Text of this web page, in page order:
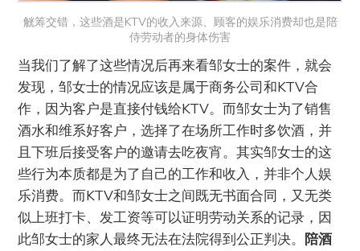
觥筹交错，这些酒是KTV的收入来源、顾客的娱乐消费却也是陪
侍劳动者的身体伤害
当我们了解了这些情况后再来看邹女士的案件，就会
发现，邹女士的情况应该是属于商务公司和KTV合
作，因为客户是直接付钱给KTV。而邹女士为了销售
酒水和维系好客户，选择了在场所工作时多饮酒，并
且下班后接受客户的邀请去吃夜宵。其实邹女士的这
些行为本质都是为了自己的工作和收入，并非个人娱
乐消费。而KTV和邹女士之间既无书面合同，又无类
似上班打卡、发工资等可以证明劳动关系的记录，因
此邹女士的家人最终无法在法院得到公正判决。 陪酒